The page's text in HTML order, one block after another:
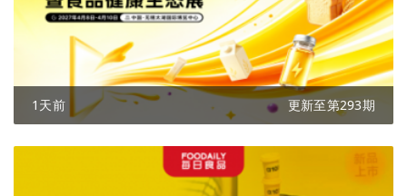
1天前 更新至第293期